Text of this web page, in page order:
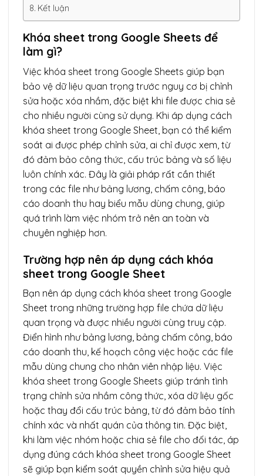
Kết luận
Khóa sheet trong Google Sheets để
làm gì?
Việc khóa sheet trong Google Sheets giúp bạn
bảo vệ dữ liệu quan trọng trước nguy cơ bị chỉnh
sửa hoặc xóa nhầm, đặc biệt khi file được chia sẻ
cho nhiều người cùng sử dụng. Khi áp dụng cách
khóa sheet trong Google Sheet, bạn có thể kiểm
soát ai được phép chỉnh sửa, ai chỉ được xem, từ
đó đảm bảo công thức, cấu trúc bảng và số liệu
luôn chính xác. Đây là giải pháp rất cần thiết
trong các file như bảng lương, chấm công, báo
cáo doanh thu hay biểu mẫu dùng chung, giúp
quá trình làm việc nhóm trở nên an toàn và
chuyên nghiệp hơn.
Trường hợp nên áp dụng cách khóa
sheet trong Google Sheet
Bạn nên áp dụng cách khóa sheet trong Google
Sheet trong những trường hợp file chứa dữ liệu
quan trọng và được nhiều người cùng truy cập.
Điển hình như bảng lương, bảng chấm công, báo
cáo doanh thu, kế hoạch công việc hoặc các file
mẫu dùng chung cho nhân viên nhập liệu. Việc
khóa sheet trong Google Sheets giúp tránh tình
trạng chỉnh sửa nhầm công thức, xóa dữ liệu gốc
hoặc thay đổi cấu trúc bảng, từ đó đảm bảo tính
chính xác và nhất quán của thông tin. Đặc biệt,
khi làm việc nhóm hoặc chia sẻ file cho đối tác, áp
dụng đúng cách khóa sheet trong Google Sheet
sẽ giúp bạn kiểm soát quyền chỉnh sửa hiệu quả